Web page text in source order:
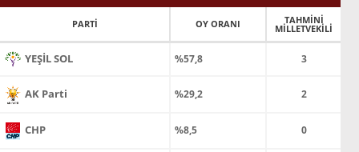
PARTİ OY ORANI TAHMİNİ
MİLLETVEKİLİ
YEŞİL SOL %57,8 3
AK Parti %29,2 2
CHP %8,5 0